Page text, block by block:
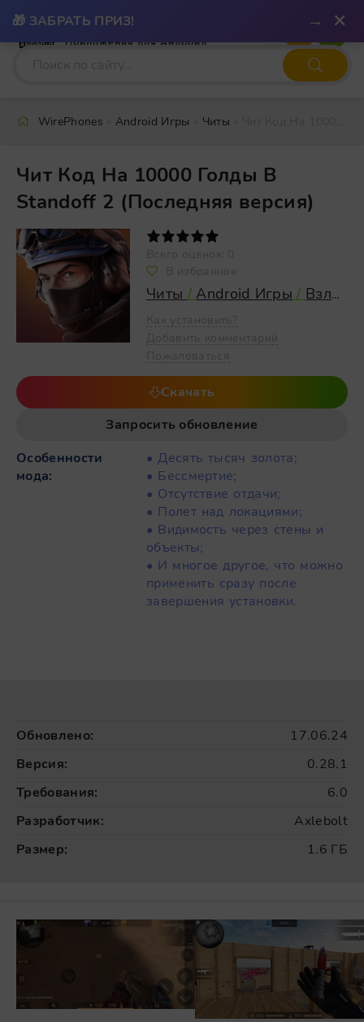
WIREPHONES
Приложения для Андроид
WirePhones Android Игры Читы
Чит Код На 10000 Голды В
Standoff 2 (Последняя версия)
1 2 3 4 5
Всего оценок: 0
В избранное
Читы / Android Игры / Взломанные
Скачать
Запросить обновление
Как установить?
Добавить комментарий
Пожаловаться
Особенности
мода:
• Десять тысяч золота;
• Бессмертие;
• Отсутствие отдачи;
• Полет над локациями;
• Видимость через стены и
объекты;
• И многое другое, что можно
применить сразу после
завершения установки.
Обновлено:
17.06.24
Версия:
0.28.1
Требования:
6.0
Разработчик:
Axlebolt
Размер:
1.6 ГБ
🎁 ЗАБРАТЬ ПРИЗ! → ✕